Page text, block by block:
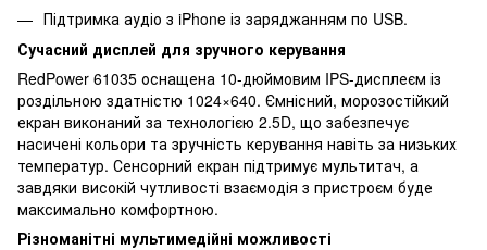
Підтримка аудіо з iPhone із заряджанням по USB.
Сучасний дисплей для зручного керування
RedPower 61035 оснащена 10-дюймовим IPS-дисплеєм із
роздільною здатністю 1024×640. Ємнісний, морозостійкий
екран виконаний за технологією 2.5D, що забезпечує
насичені кольори та зручність керування навіть за низьких
температур. Сенсорний екран підтримує мультитач, а
завдяки високій чутливості взаємодія з пристроєм буде
максимально комфортною.
Різноманітні мультимедійні можливості